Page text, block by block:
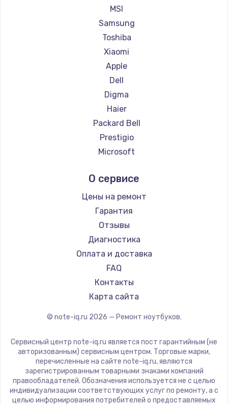
Ремонт ноутбуков Philips
Ремонт ноутбуков LG
Ремонт ноутбуков Panasonic
Ремонт ноутбуков Irbis
Ремонт ноутбуков Thunderobot
Ремонт ноутбуков Hasee
Ремонт ноутбуков ZTE
Ремонт ноутбуков Hiper
Ремонт ноутбуков Evga
Ремонт ноутбуков Google
Ремонт ноутбуков Echips
Ремонт ноутбуков Predator
Ремонт ноутбуков iru
Ремонт ноутбуков Machenike
Ремонт ноутбуков DEXP
Ремонт ноутбуков Teclast
Ремонт ноутбуков CHUWI
Ремонт ноутбуков Colorful
MSI
Samsung
Toshiba
Xiaomi
Apple
Dell
Digma
Haier
Packard Bell
Prestigio
Microsoft
Aquarius
Gigabyte
Aorus
Maibenben
Getac
Epson
Philips
LG
Panasonic
ZTE
Hiper
Evga
Google
О сервисе
Цены на ремонт
Гарантия
Отзывы
Диагностика
Оплата и доставка
FAQ
Контакты
Карта сайта
© note-iq.ru 2026 — Ремонт ноутбуков.
Сервисный центр note-iq.ru является пост гарантийным (не
авторизованным) сервисным центром. Торговые марки,
перечисленные на сайте note-iq.ru, являются
зарегистрированным товарными знаками компаний
правообладателей. Обозначения используется не с целью
индивидуализации соответствующих услуг по ремонту, а с
целью информирования потребителей о предоставляемых